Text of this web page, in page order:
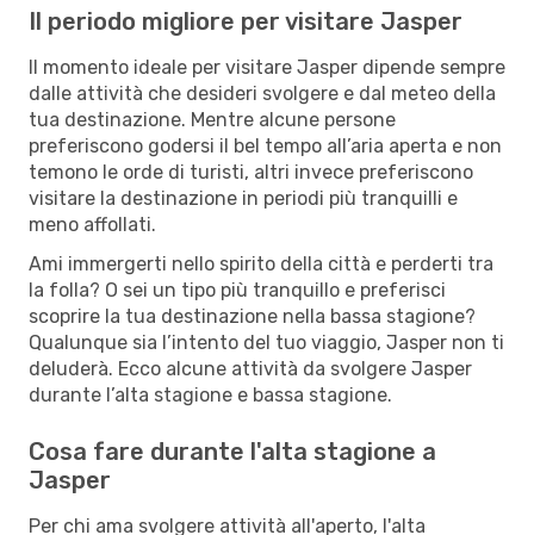
Il periodo migliore per visitare Jasper
Il momento ideale per visitare Jasper dipende sempre
dalle attività che desideri svolgere e dal meteo della
tua destinazione. Mentre alcune persone
preferiscono godersi il bel tempo all’aria aperta e non
temono le orde di turisti, altri invece preferiscono
visitare la destinazione in periodi più tranquilli e
meno affollati.
Ami immergerti nello spirito della città e perderti tra
la folla? O sei un tipo più tranquillo e preferisci
scoprire la tua destinazione nella bassa stagione?
Qualunque sia l’intento del tuo viaggio, Jasper non ti
deluderà. Ecco alcune attività da svolgere Jasper
durante l’alta stagione e bassa stagione.
Cosa fare durante l'alta stagione a
Jasper
Per chi ama svolgere attività all'aperto, l'alta